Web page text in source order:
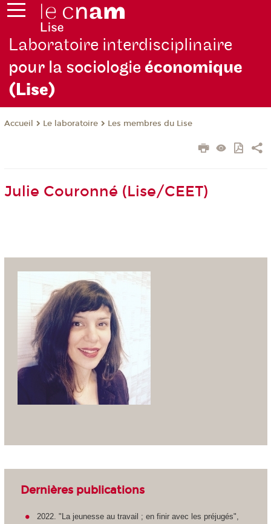
Laboratoire interdisciplinaire
pour la sociologieéconomique
(Lise)
Accueil Le laboratoire Les membres du Lise
Julie Couronné (Lise/CEET)
Dernières publications
2022. "La jeunesse au travail ; en finir avec les préjugés",